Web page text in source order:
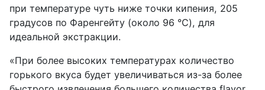
при температуре чуть ниже точки кипения, 205
градусов по Фаренгейту (около 96 °C), для
идеальной экстракции.
«При более высоких температурах количество
горького вкуса будет увеличиваться из-за более